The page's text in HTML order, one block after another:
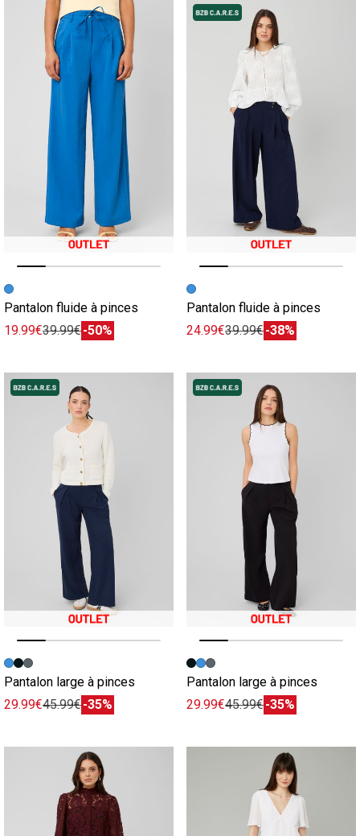
Image précédente
Image suivante
Pantalon fluide à pinces
19.99€39.99€-50%
Image précédente
Image suivante
Pantalon fluide à pinces
24.99€39.99€-38%
Image précédente
Image suivante
Pantalon large à pinces
29.99€45.99€-35%
Image précédente
Image suivante
Pantalon large à pinces
29.99€45.99€-35%